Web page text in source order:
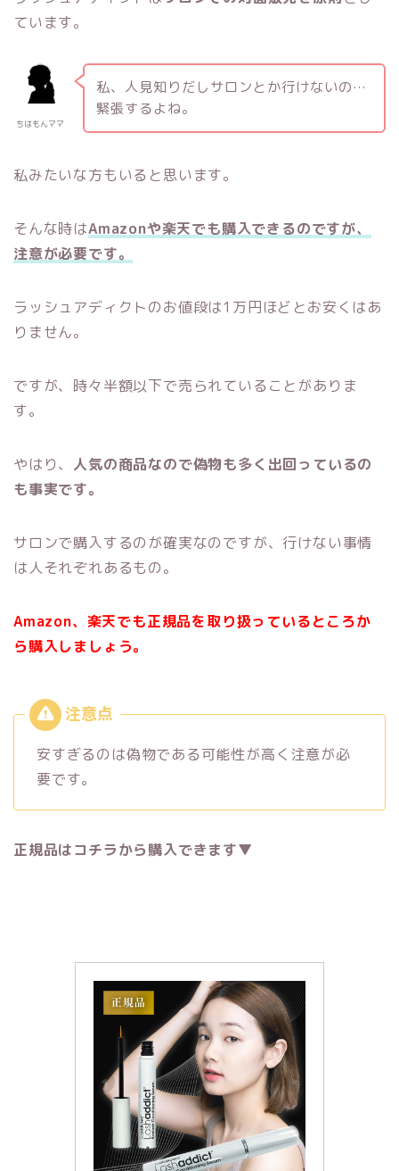
ています。
ちはもんママ
私、人見知りだしサロンとか行けないの…
緊張するよね。
私みたいな方もいると思います。
そんな時はAmazonや楽天でも購入できるのですが、
注意が必要です。
ラッシュアディクトのお値段は1万円ほどとお安くはあ
りません。
ですが、時々半額以下で売られていることがありま
す。
やはり、 人気の商品なので偽物も多く出回っているの
も事実です。
サロンで購入するのが確実なのですが、行けない事情
は人それぞれあるもの。
Amazon、楽天でも正規品を取り扱っているところか
ら購入しましょう。
安すぎるのは偽物である可能性が高く注意が必
要です。
正規品はコチラから購入できます▼